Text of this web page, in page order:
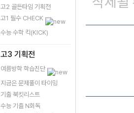
고2 골든타임 기획전
고1 필수 CHECK
수능 수학 킥(KICK)
고3 기획전
여름방학 학습진단
지금은 문제풀이 타이밍
기출 북킷리스트
수능 기출 N회독